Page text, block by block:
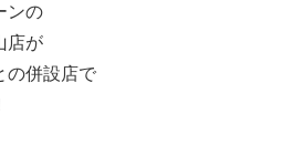
ンの
店が
の併設店で